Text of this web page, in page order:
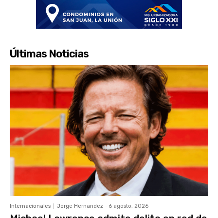
Últimas Noticias
Internacionales Jorge Hernandez - 6 agosto, 2026